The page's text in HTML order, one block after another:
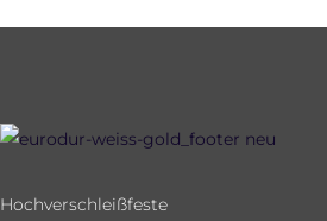
Hochverschleißfeste